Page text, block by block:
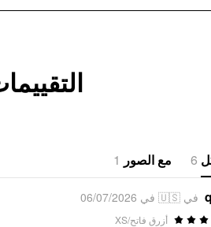
6 مع الصور 1
في 🇺🇸 في 06/07/2026
أزرق فاتح/XS